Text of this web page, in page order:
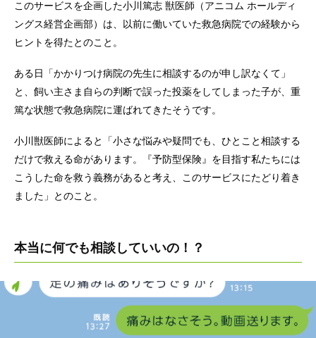
このサービスを企画した小川篤志 獣医師（アニコム ホールディ
ングス経営企画部）は、以前に働いていた救急病院での経験から
ヒントを得たとのこと。
ある日「かかりつけ病院の先生に相談するのが申し訳なくて」
と、飼い主さま自らの判断で誤った投薬をしてしまった子が、重
篤な状態で救急病院に運ばれてきたそうです。
小川獣医師によると「小さな悩みや疑問でも、ひとこと相談する
だけで救える命があります。『予防型保険』を目指す私たちには
こうした命を救う義務があると考え、このサービスにたどり着き
ました」とのこと。
本当に何でも相談していいの！？